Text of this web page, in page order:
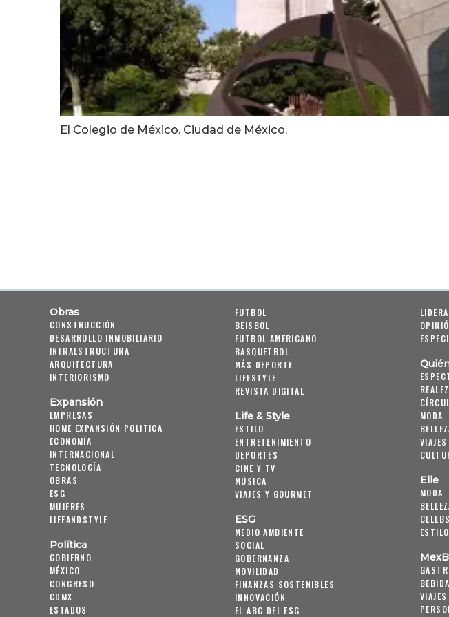
El Colegio de México. Ciudad de México.
Obras
CONSTRUCCIÓN
DESARROLLO INMOBILIARIO
INFRAESTRUCTURA
ARQUITECTURA
INTERIORISMO
Expansión
EMPRESAS
HOME EXPANSIÓN POLITICA
ECONOMÍA
INTERNACIONAL
TECNOLOGÍA
OBRAS
ESG
MUJERES
LIFEANDSTYLE
Política
GOBIERNO
MÉXICO
CONGRESO
CDMX
ESTADOS
FUTBOL
BEISBOL
FUTBOL AMERICANO
BASQUETBOL
MÁS DEPORTE
LIFESTYLE
REVISTA DIGITAL
Life & Style
ESTILO
ENTRETENIMIENTO
DEPORTES
CINE Y TV
MÚSICA
VIAJES Y GOURMET
ESG
MEDIO AMBIENTE
SOCIAL
GOBERNANZA
MOVILIDAD
FINANZAS SOSTENIBLES
INNOVACIÓN
EL ABC DEL ESG
MODA
Elle
MODA
CELEBS